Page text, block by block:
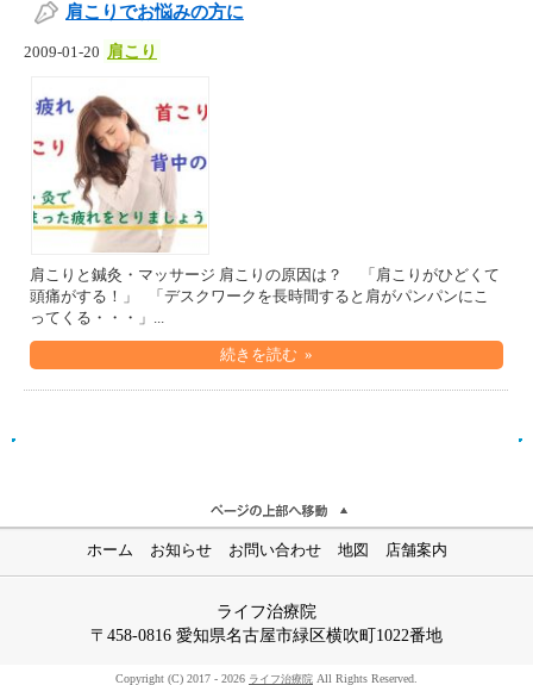
肩こりでお悩みの方に
2009-01-20 肩こり
肩こりと鍼灸・マッサージ 肩こりの原因は？ 「肩こりがひどくて
頭痛がする！」 「デスクワークを長時間すると肩がパンパンにこ
ってくる・・・」...
続きを読む »
ホーム お知らせ お問い合わせ 地図 店舗案内
ライフ治療院
〒458-0816 愛知県名古屋市緑区横吹町1022番地
Copyright (C) 2017 - 2026 ライフ治療院 All Rights Reserved.